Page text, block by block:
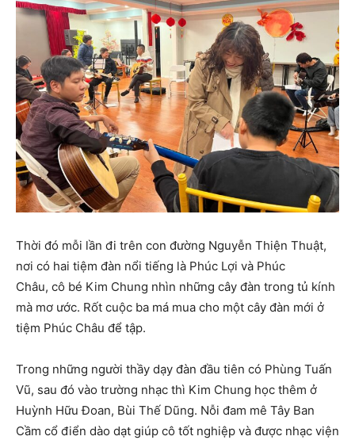
Thời đó mỗi lần đi trên con đường Nguyễn Thiện Thuật,
nơi có hai tiệm đàn nổi tiếng là Phúc Lợi và Phúc
Châu, cô bé Kim Chung nhìn những cây đàn trong tủ kính
mà mơ ước. Rốt cuộc ba má mua cho một cây đàn mới ở
tiệm Phúc Châu để tập.
Trong những người thầy dạy đàn đầu tiên có Phùng Tuấn
Vũ, sau đó vào trường nhạc thì Kim Chung học thêm ở
Huỳnh Hữu Đoan, Bùi Thế Dũng. Nỗi đam mê Tây Ban
Cầm cổ điển dào dạt giúp cô tốt nghiệp và được nhạc viện